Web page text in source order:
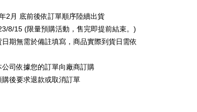
2月 底前後依訂單順序陸續出貨
8/15 (限量預購活動，售完即提前結束。)
期無需於備註填寫，商品實際到貨日需依
司依據您的訂單向廠商訂購
後要求退款或取消訂單